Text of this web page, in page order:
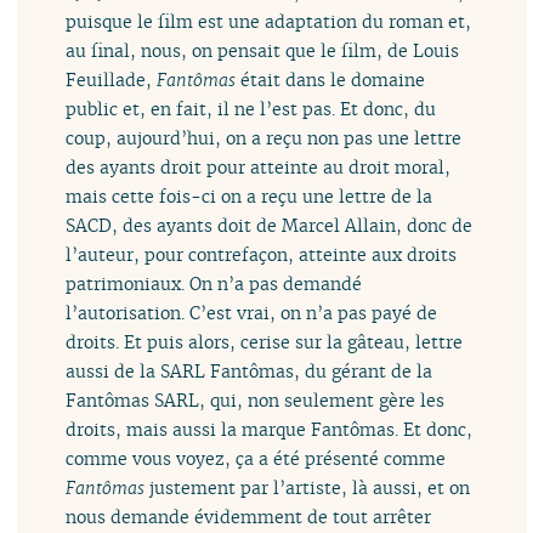
puisque le film est une adaptation du roman et,
au final, nous, on pensait que le film, de Louis
Feuillade, Fantômas était dans le domaine
public et, en fait, il ne l’est pas. Et donc, du
coup, aujourd’hui, on a reçu non pas une lettre
des ayants droit pour atteinte au droit moral,
mais cette fois-ci on a reçu une lettre de la
SACD, des ayants doit de Marcel Allain, donc de
l’auteur, pour contrefaçon, atteinte aux droits
patrimoniaux. On n’a pas demandé
l’autorisation. C’est vrai, on n’a pas payé de
droits. Et puis alors, cerise sur la gâteau, lettre
aussi de la SARL Fantômas, du gérant de la
Fantômas SARL, qui, non seulement gère les
droits, mais aussi la marque Fantômas. Et donc,
comme vous voyez, ça a été présenté comme
Fantômas justement par l’artiste, là aussi, et on
nous demande évidemment de tout arrêter